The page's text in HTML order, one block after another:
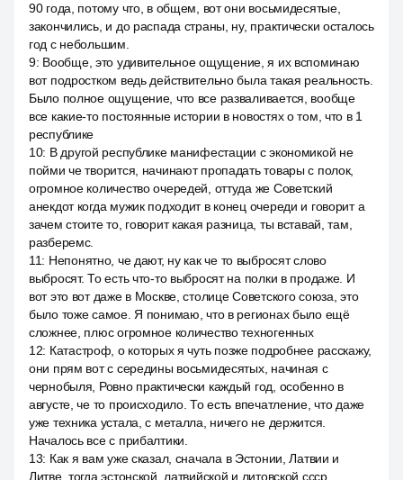
90 года, потому что, в общем, вот они восьмидесятые,
закончились, и до распада страны, ну, практически осталось
год с небольшим.
9: Вообще, это удивительное ощущение, я их вспоминаю
вот подростком ведь действительно была такая реальность.
Было полное ощущение, что все разваливается, вообще
все какие-то постоянные истории в новостях о том, что в 1
республике
10: В другой республике манифестации с экономикой не
пойми че творится, начинают пропадать товары с полок,
огромное количество очередей, оттуда же Советский
анекдот когда мужик подходит в конец очереди и говорит а
зачем стоите то, говорит какая разница, ты вставай, там,
разберемс.
11: Непонятно, че дают, ну как че то выбросят слово
выбросят. То есть что-то выбросят на полки в продаже. И
вот это вот даже в Москве, столице Советского союза, это
было тоже самое. Я понимаю, что в регионах было ещё
сложнее, плюс огромное количество техногенных
12: Катастроф, о которых я чуть позже подробнее расскажу,
они прям вот с середины восьмидесятых, начиная с
чернобыля, Ровно практически каждый год, особенно в
августе, че то происходило. То есть впечатление, что даже
уже техника устала, с металла, ничего не держится.
Началось все с прибалтики.
13: Как я вам уже сказал, сначала в Эстонии, Латвии и
Литве, тогда эстонской, латвийской и литовской ссср